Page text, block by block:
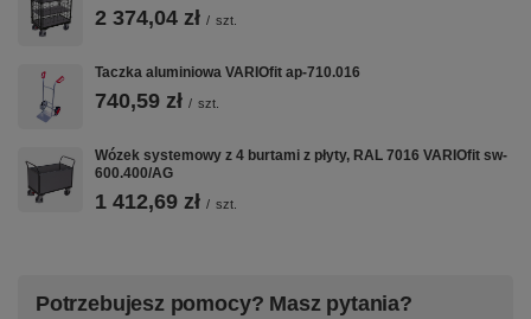
2 374,04 zł / szt.
Taczka aluminiowa VARIOfit ap-710.016
740,59 zł / szt.
Wózek systemowy z 4 burtami z płyty, RAL 7016 VARIOfit sw-
600.400/AG
1 412,69 zł / szt.
Potrzebujesz pomocy? Masz pytania?